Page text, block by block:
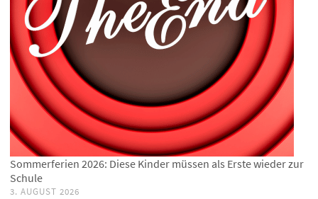
Sommerferien 2026: Diese Kinder müssen als Erste wieder zur
Schule
3. AUGUST 2026